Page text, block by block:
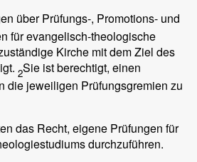
über Prüfungs-, Promotions- und
für evangelisch-theologische
Kirche mit dem Ziel des
2Sie ist berechtigt, einen
die jeweiligen Prüfungsgremien zu
das Recht, eigene Prüfungen für
durchzuführen.